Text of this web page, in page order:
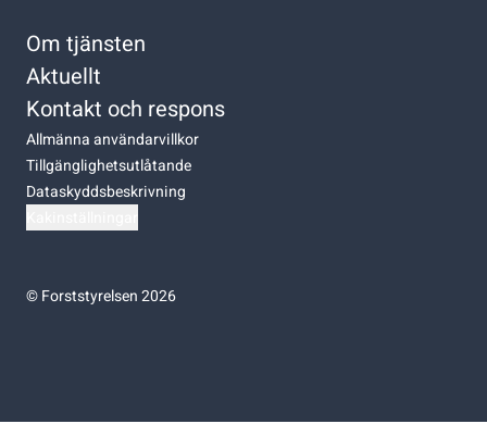
Om tjänsten
Aktuellt
Kontakt och respons
Allmänna användarvillkor
Tillgänglighetsutlåtande
Dataskyddsbeskrivning
©Forststyrelsen 2026